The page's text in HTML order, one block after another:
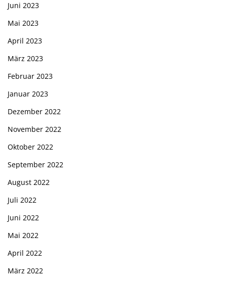
Juni 2023
Mai 2023
April 2023
März 2023
Februar 2023
Januar 2023
Dezember 2022
November 2022
Oktober 2022
September 2022
August 2022
Juli 2022
Juni 2022
Mai 2022
April 2022
März 2022